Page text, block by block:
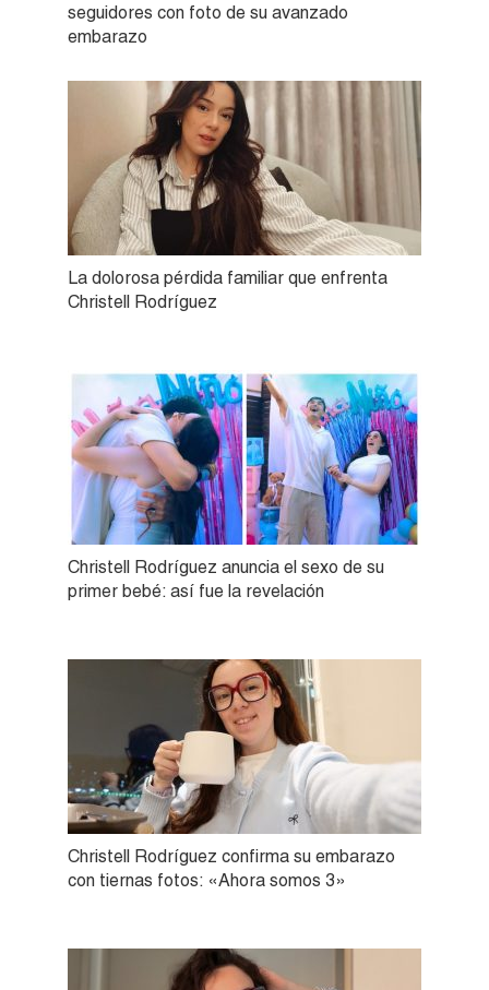
seguidores con foto de su avanzado
embarazo
La dolorosa pérdida familiar que enfrenta
Christell Rodríguez
Christell Rodríguez anuncia el sexo de su
primer bebé: así fue la revelación
Christell Rodríguez confirma su embarazo
con tiernas fotos: «Ahora somos 3»